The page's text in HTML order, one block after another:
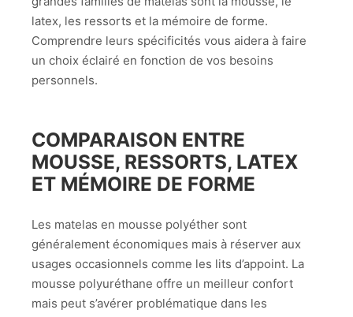
latex, les ressorts et la mémoire de forme.
Comprendre leurs spécificités vous aidera à faire
un choix éclairé en fonction de vos besoins
personnels.
COMPARAISON ENTRE
MOUSSE, RESSORTS, LATEX
ET MÉMOIRE DE FORME
Les matelas en mousse polyéther sont
généralement économiques mais à réserver aux
usages occasionnels comme les lits d’appoint. La
mousse polyuréthane offre un meilleur confort
mais peut s’avérer problématique dans les